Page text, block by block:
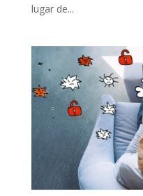
lugar de...